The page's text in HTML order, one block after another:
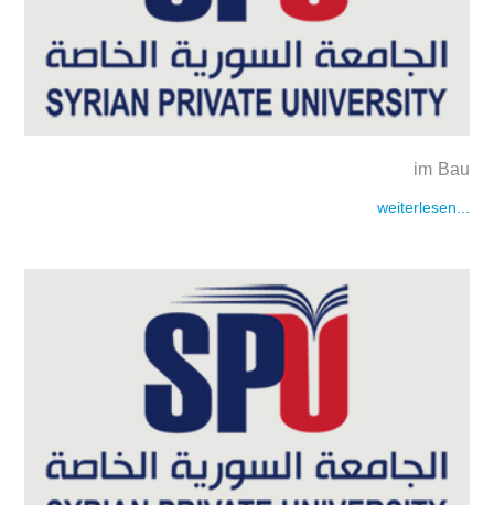
im Bau
weiterlesen...